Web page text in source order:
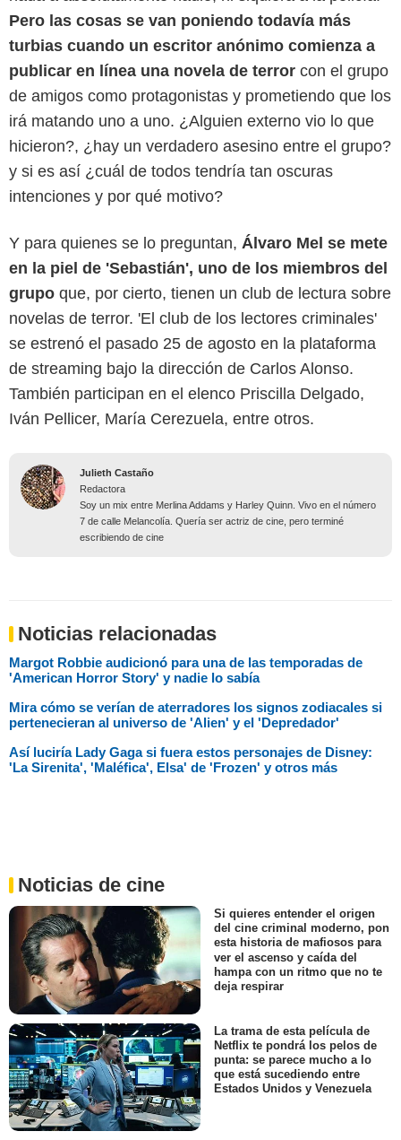
Pero las cosas se van poniendo todavía más
turbias cuando un escritor anónimo comienza a
publicar en línea una novela de terror con el grupo
de amigos como protagonistas y prometiendo que los
irá matando uno a uno. ¿Alguien externo vio lo que
hicieron?, ¿hay un verdadero asesino entre el grupo?
y si es así ¿cuál de todos tendría tan oscuras
intenciones y por qué motivo?
Y para quienes se lo preguntan, Álvaro Mel se mete
en la piel de 'Sebastián', uno de los miembros del
grupo que, por cierto, tienen un club de lectura sobre
novelas de terror. 'El club de los lectores criminales'
se estrenó el pasado 25 de agosto en la plataforma
de streaming bajo la dirección de Carlos Alonso.
También participan en el elenco Priscilla Delgado,
Iván Pellicer, María Cerezuela, entre otros.
Julieth Castaño
Redactora
Soy un mix entre Merlina Addams y Harley Quinn. Vivo en el número
7 de calle Melancolía. Quería ser actriz de cine, pero terminé
escribiendo de cine
Noticias relacionadas
Margot Robbie audicionó para una de las temporadas de
'American Horror Story' y nadie lo sabía
Mira cómo se verían de aterradores los signos zodiacales si
pertenecieran al universo de 'Alien' y el 'Depredador'
Así luciría Lady Gaga si fuera estos personajes de Disney:
'La Sirenita', 'Maléfica', Elsa' de 'Frozen' y otros más
Noticias de cine
Si quieres entender el origen
del cine criminal moderno, pon
esta historia de mafiosos para
ver el ascenso y caída del
hampa con un ritmo que no te
deja respirar
La trama de esta película de
Netflix te pondrá los pelos de
punta: se parece mucho a lo
que está sucediendo entre
Estados Unidos y Venezuela